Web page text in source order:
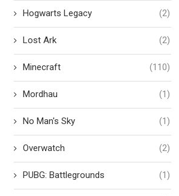
Hogwarts Legacy (2)
Lost Ark (2)
Minecraft (110)
Mordhau (1)
No Man's Sky (1)
Overwatch (2)
PUBG: Battlegrounds (1)